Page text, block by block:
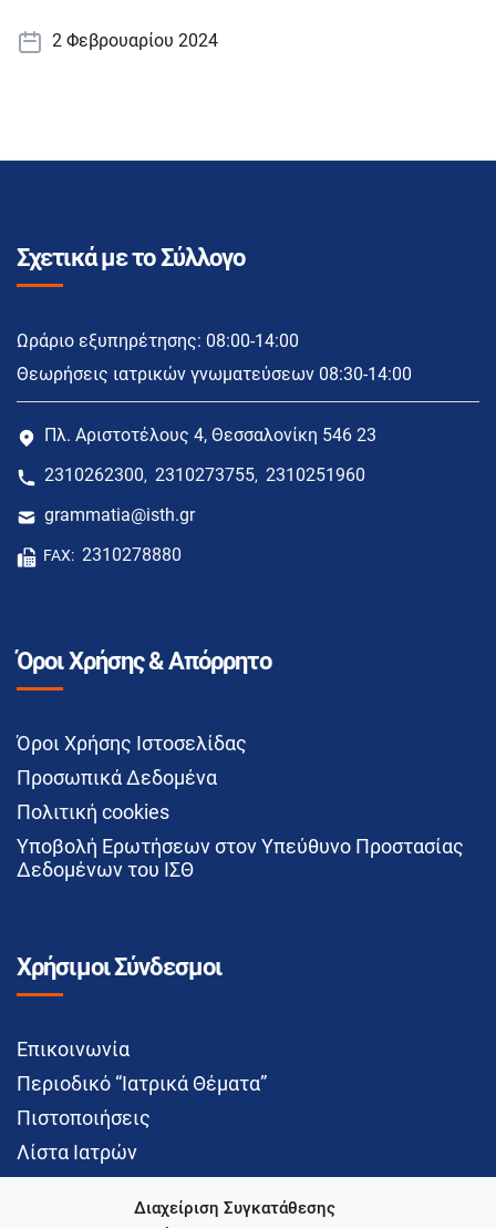
Διαχείριση Συγκατάθεσης
2 Φεβρουαρίου 2024
Σχετικά με το Σύλλογο
Ωράριο εξυπηρέτησης: 08:00-14:00
Θεωρήσεις ιατρικών γνωματεύσεων 08:30-14:00
Πλ. Αριστοτέλους 4, Θεσσαλονίκη 546 23
2310262300, 2310273755, 2310251960
grammatia@isth.gr
FAX: 2310278880
Όροι Χρήσης & Απόρρητο
Όροι Χρήσης Ιστοσελίδας
Προσωπικά Δεδομένα
Πολιτική cookies
Υποβολή Ερωτήσεων στον Υπεύθυνο Προστασίας
Δεδομένων του ΙΣΘ
Χρήσιμοι Σύνδεσμοι
Επικοινωνία
Περιοδικό “Ιατρικά Θέματα”
Πιστοποιήσεις
Λίστα Ιατρών